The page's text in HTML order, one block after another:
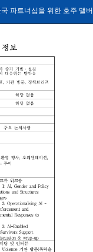
파트너십을 위한 호주 맬버